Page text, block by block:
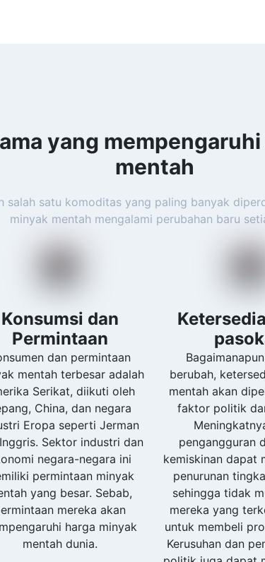
yang
mentah
salah satu komoditas yang paling banyak
minyak mentah mengalami perubahan baru
Konsumsi dan
Permintaan
dan permintaan
mentah terbesar adalah
Serikat, diikuti oleh
China, dan negara
Eropa seperti Jerman
Sektor industri dan
negara-negara ini
permintaan minyak
yang besar. Sebab,
mereka akan
harga minyak
mentah dunia.
berubah,
mentah akan
faktor politik
pengangguran
kemiskinan dapat
penurunan
sehingga tidak
mereka yang
untuk membeli
Kerusuhan dan